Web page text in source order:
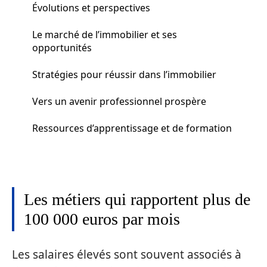
Évolutions et perspectives
Le marché de l’immobilier et ses
opportunités
Stratégies pour réussir dans l’immobilier
Vers un avenir professionnel prospère
Ressources d’apprentissage et de formation
Les métiers qui rapportent plus de
100 000 euros par mois
Les salaires élevés sont souvent associés à